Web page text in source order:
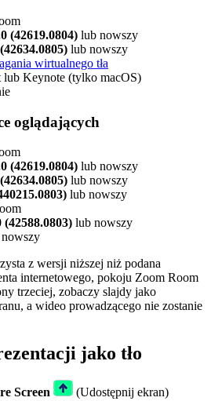
(42619.0804) lub nowszy
lub nowszy
wirtualnego tła
lub Keynote (tylko macOS)
oglądających
(42619.0804) lub nowszy
lub nowszy
lub nowszy
(42588.0803) lub nowszy
z wersji niższej niż podana
internetowego, pokoju Zoom Room
trzeciej, zobaczy slajdy jako
a wideo prowadzącego nie zostanie
jako tło
Screen
(Udostępnij ekran)